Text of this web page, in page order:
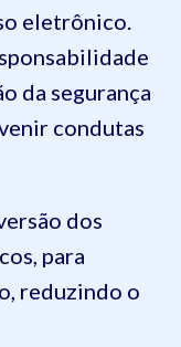
eletrônico.
da segurança
condutas
dos
para
reduzindo o